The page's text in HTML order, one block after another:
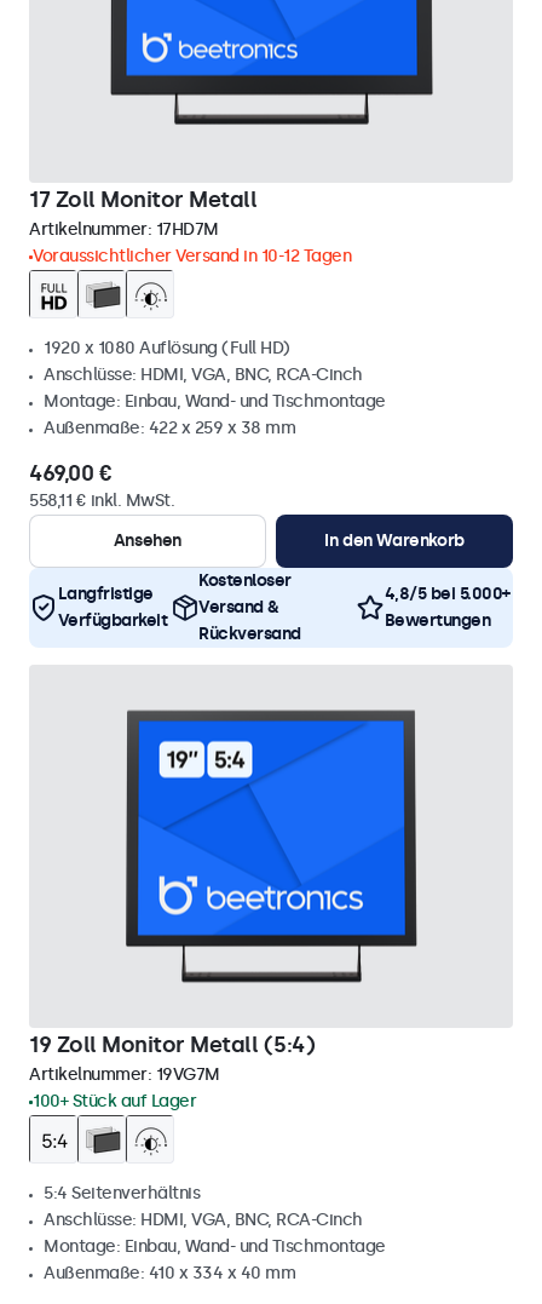
17 Zoll Monitor Metall
Artikelnummer: 17HD7M
Voraussichtlicher Versand in 10-12 Tagen
1920 x 1080 Auflösung (Full HD)
Anschlüsse: HDMI, VGA, BNC, RCA-Cinch
Montage: Einbau, Wand- und Tischmontage
Außenmaße: 422 x 259 x 38 mm
469,00 €
558,11 € inkl. MwSt.
Ansehen
In den Warenkorb
Langfristige
Verfügbarkeit
Kostenloser
Versand &
Rückversand
4,8/5 bei 5.000+
Bewertungen
19 Zoll Monitor Metall (5:4)
Artikelnummer: 19VG7M
100+ Stück auf Lager
5:4 Seitenverhältnis
Anschlüsse: HDMI, VGA, BNC, RCA-Cinch
Montage: Einbau, Wand- und Tischmontage
Außenmaße: 410 x 334 x 40 mm